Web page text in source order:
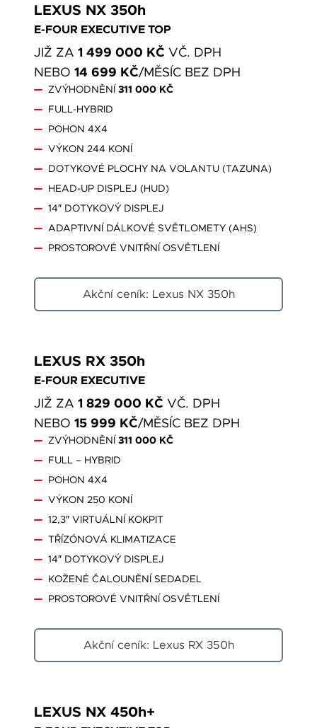
LEXUS NX 350h
E-FOUR EXECUTIVE TOP
JIŽ ZA 1 499 000 KČ VČ. DPH
NEBO 14 699 KČ/MĚSÍC BEZ DPH
ZVÝHODNĚNÍ311 000 KČ
FULL-HYBRID
POHON 4X4
VÝKON 244 KONÍ
DOTYKOVÉ PLOCHY NA VOLANTU (TAZUNA)
HEAD-UP DISPLEJ (HUD)
14″ DOTYKOVÝ DISPLEJ
ADAPTIVNÍ DÁLKOVÉ SVĚTLOMETY (AHS)
PROSTOROVÉ VNITŘNÍ OSVĚTLENÍ
Akční ceník: Lexus NX 350h
LEXUS RX 350h
E-FOUR EXECUTIVE
JIŽ ZA 1 829 000 KČ VČ. DPH
NEBO 15 999 KČ/MĚSÍC BEZ DPH
ZVÝHODNĚNÍ311 000 KČ
FULL – HYBRID
POHON 4X4
VÝKON 250 KONÍ
12,3″ VIRTUÁLNÍ KOKPIT
TŘÍZÓNOVÁ KLIMATIZACE
14″ DOTYKOVÝ DISPLEJ
KOŽENÉ ČALOUNĚNÍ SEDADEL
PROSTOROVÉ VNITŘNÍ OSVĚTLENÍ
Akční ceník: Lexus RX 350h
LEXUS NX 450h+